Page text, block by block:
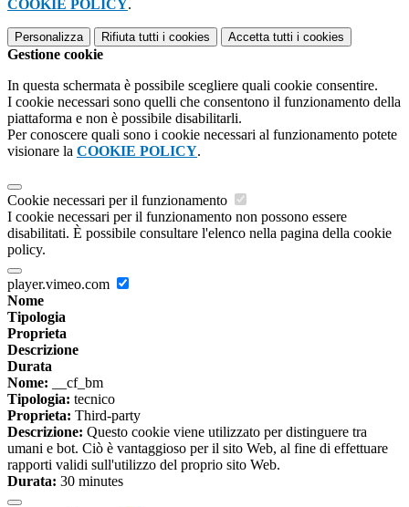
COOKIE POLICY.
Personalizza Rifiuta tutti i cookies Accetta tutti i cookies
Gestione cookie
In questa schermata è possibile scegliere quali cookie consentire.
I cookie necessari sono quelli che consentono il funzionamento della
piattaforma e non è possibile disabilitarli.
Per conoscere quali sono i cookie necessari al funzionamento potete
visionare la COOKIE POLICY.
Cookie necessari per il funzionamento
I cookie necessari per il funzionamento non possono essere
disabilitati. È possibile consultare l'elenco nella pagina della cookie
policy.
player.vimeo.com
Nome
Tipologia
Proprieta
Descrizione
Durata
Nome: __cf_bm
Tipologia: tecnico
Proprieta: Third-party
Descrizione: Questo cookie viene utilizzato per distinguere tra
umani e bot. Ciò è vantaggioso per il sito Web, al fine di effettuare
rapporti validi sull'utilizzo del proprio sito Web.
Durata: 30 minutes